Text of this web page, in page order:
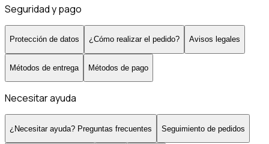
Seguridad y pago
Protección de datos ¿Cómo realizar el pedido? Avisos legales
Métodos de entrega Métodos de pago
Necesitar ayuda
¿Necesitar ayuda? Preguntas frecuentes Seguimiento de pedidos